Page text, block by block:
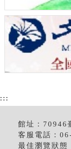
:::
館址：70946
客服電話：
最佳瀏覽狀